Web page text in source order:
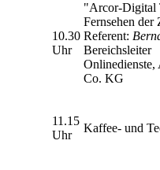
10.30
Uhr
"Arcor-Digital
Fernsehen
Referent:
Bereichsleiter
Co. KG
11.15
Uhr
Kaffee- und